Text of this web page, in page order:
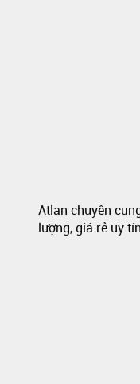
Atlan chuyên
lượng, giá rẻ uy tín